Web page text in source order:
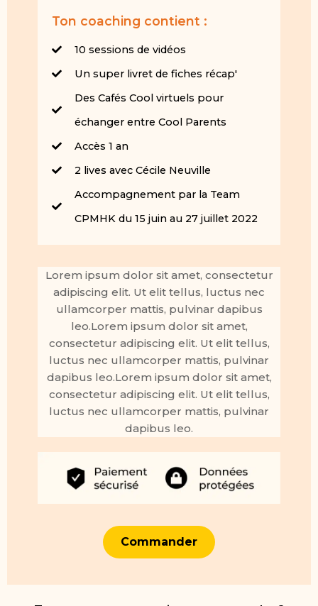
Ton coaching contient :
10 sessions de vidéos
Un super livret de fiches récap'
Des Cafés Cool virtuels pour
échanger entre Cool Parents
Accès 1 an
2 lives avec Cécile Neuville
Accompagnement par la Team
CPMHK du 15 juin au 27 juillet 2022
Lorem ipsum dolor sit amet, consectetur
adipiscing elit. Ut elit tellus, luctus nec
ullamcorper mattis, pulvinar dapibus
leo.Lorem ipsum dolor sit amet,
consectetur adipiscing elit. Ut elit tellus,
luctus nec ullamcorper mattis, pulvinar
dapibus leo.Lorem ipsum dolor sit amet,
consectetur adipiscing elit. Ut elit tellus,
luctus nec ullamcorper mattis, pulvinar
dapibus leo.
Commander